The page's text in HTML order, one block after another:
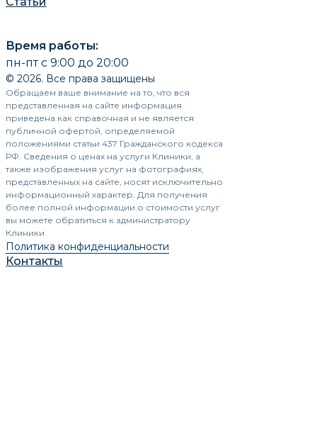
Время работы:
пн-пт с 9:00 до 20:00
© 2026. Все права защищены
Обращаем ваше внимание на то, что вся
представленная на сайте информация
приведена как справочная и не является
публичной офертой, определяемой
положениями статьи 437 Гражданского кодекса
РФ. Сведения о ценах на услуги Клиники, а
также изображения услуг на фотографиях,
представленных на сайте, носят исключительно
информационный характер. Для получения
более полной информации о стоимости услуг
вы можете обратиться к администратору
Клиники
Политика конфиденциальности
Контакты